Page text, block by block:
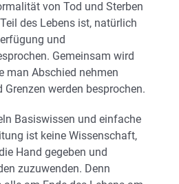
von Tod und Sterben
des Lebens ist, natürlich
und
Gemeinsam wird
man Abschied nehmen
werden besprochen.
Basiswissen und einfache
ist keine Wissenschaft,
Hand gegeben und
zuzuwenden. Denn